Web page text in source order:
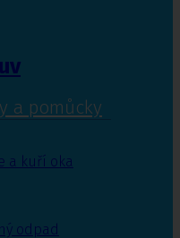
a pomůcky
a kuří oka
odpad